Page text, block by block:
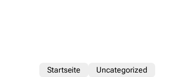
Startseite Uncategorized